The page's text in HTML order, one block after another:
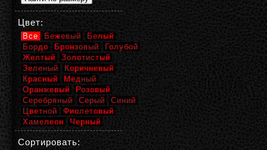
Цвет:
Все Бежевый
Белый
Бордо
Бронзовый
Голубой
Желтый
Золотистый
Зеленый
Коричневый
Красный
Медный
Оранжевый
Розовый
Серебряный
Серый
Синий
Цветной
Фиолетовый
Хамелеон
Черный
Сортировать: